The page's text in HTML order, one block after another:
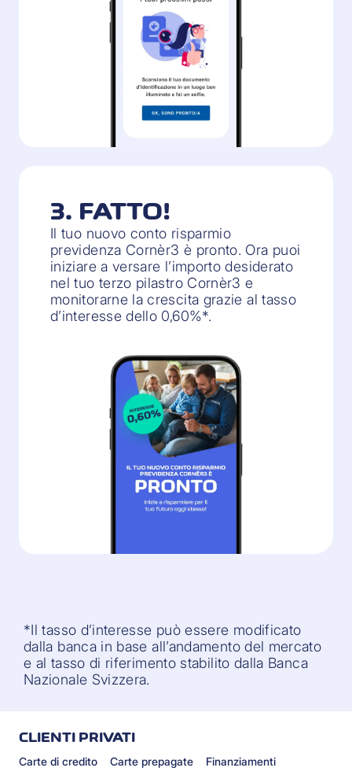
3. FATTO!
Il tuo nuovo conto risparmio
previdenza Cornèr3 è pronto. Ora puoi
iniziare a versare l’importo desiderato
nel tuo terzo pilastro Cornèr3 e
monitorarne la crescita grazie al tasso
d’interesse dello 0,60%*.
*Il tasso d’interesse può essere modificato
dalla banca in base all’andamento del mercato
e al tasso di riferimento stabilito dalla Banca
Nazionale Svizzera.
CLIENTI PRIVATI
Carte di credito Carte prepagate
Finanziamenti